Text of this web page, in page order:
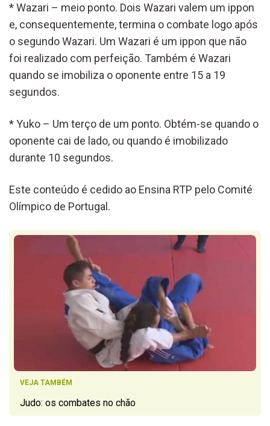
* Wazari – meio ponto. Dois Wazari valem um ippon
e, consequentemente, termina o combate logo após
o segundo Wazari. Um Wazari é um ippon que não
foi realizado com perfeição. Também é Wazari
quando se imobiliza o oponente entre 15 a 19
segundos.
* Yuko – Um terço de um ponto. Obtém-se quando o
oponente cai de lado, ou quando é imobilizado
durante 10 segundos.
Este conteúdo é cedido ao Ensina RTP pelo Comité
Olímpico de Portugal.
VEJA TAMBÉM
Judo: os combates no chão